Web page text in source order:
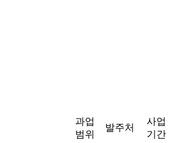
과업
범위
발주처
사업
기간